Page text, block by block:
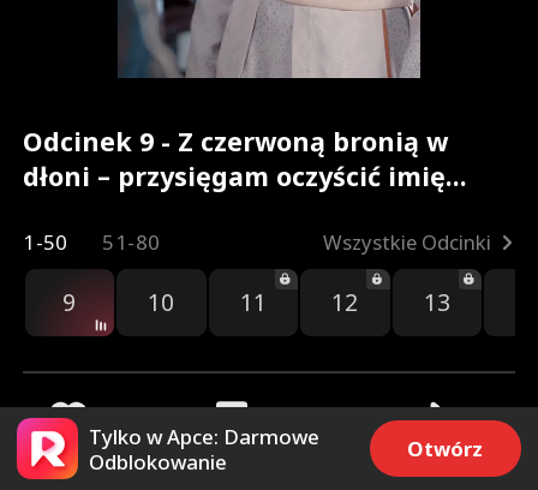
Odcinek 9 - Z czerwoną bronią w
dłoni – przysięgam oczyścić imię
1-50 51-80 Wszystkie Odcinki
9 10 11 12 13
61 1.6k Udostępnij
Tylko w Apce: Darmowe
Odblokowanie
Otwórz